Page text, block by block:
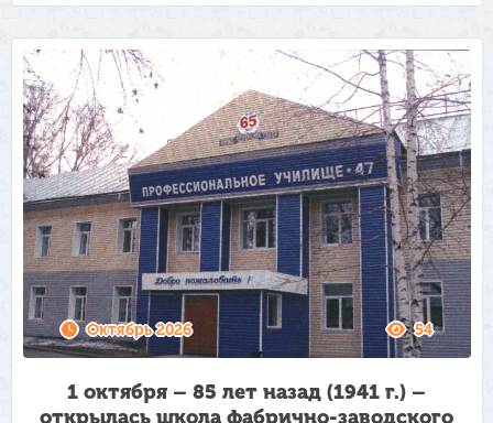
Октябрь 2026 54
1 октября – 85 лет назад (1941 г.) –
открылась школа фабрично-заводского